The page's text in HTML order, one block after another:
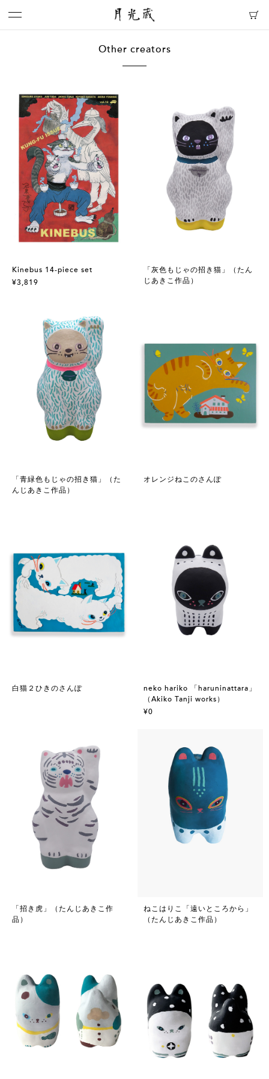
Other creators
Kinebus 14-piece set
¥3,819
「灰色もじゃの招き猫」（たん
じあきこ作品）
「青緑色もじゃの招き猫」（た
んじあきこ作品）
オレンジねこのさんぽ
白猫２ひきのさんぽ
neko hariko 「haruninattara」
（Akiko Tanji works）
¥0
「招き虎」（たんじあきこ作
品）
ねこはりこ「遠いところから」
（たんじあきこ作品）